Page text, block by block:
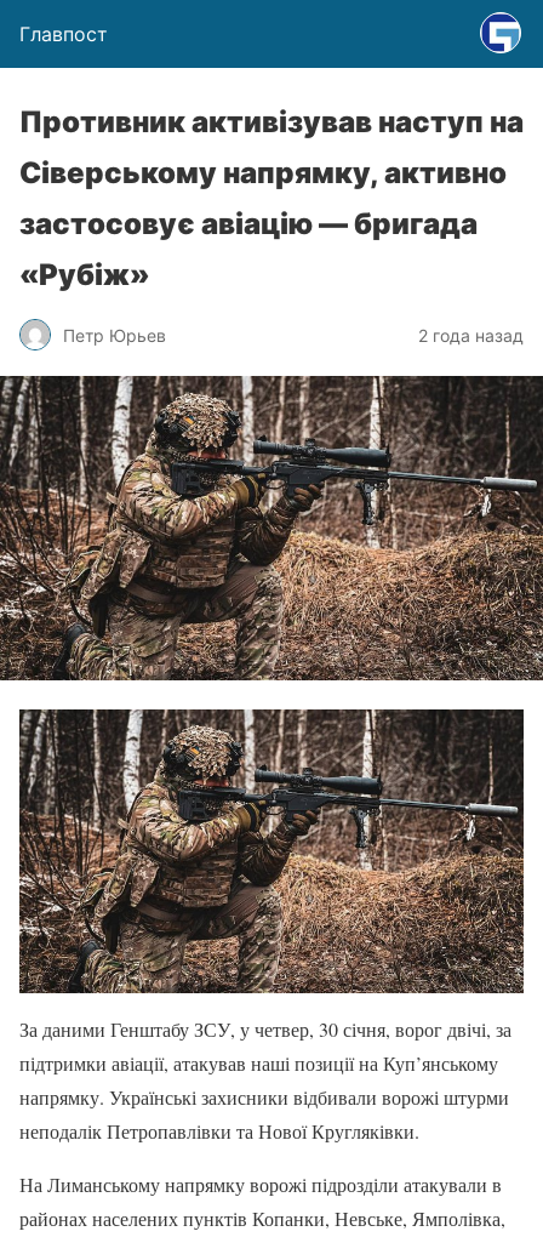
Главпост
Противник активізував наступ на
Сіверському напрямку, активно
застосовує авіацію — бригада
«Рубіж»
Петр Юрьев 2 года назад
За даними Генштабу ЗСУ, у четвер, 30 січня, ворог двічі, за
підтримки авіації, атакував наші позиції на Куп’янському
напрямку. Українські захисники відбивали ворожі штурми
неподалік Петропавлівки та Нової Кругляківки.
На Лиманському напрямку ворожі підрозділи атакували в
районах населених пунктів Копанки, Невське, Ямполівка,